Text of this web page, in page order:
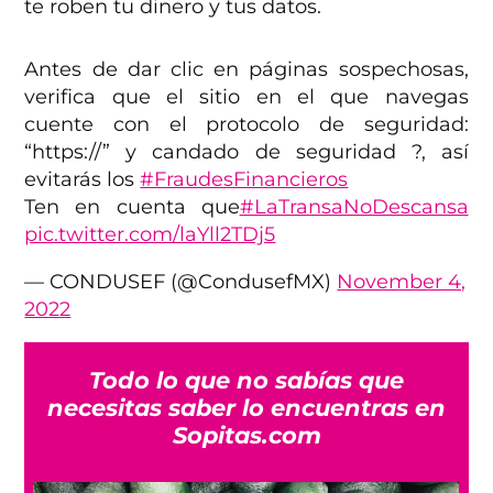
te roben tu dinero y tus datos.
Antes de dar clic en páginas sospechosas,
verifica que el sitio en el que navegas
cuente con el protocolo de seguridad:
“https://” y candado de seguridad ?, así
evitarás los#FraudesFinancieros
Ten en cuenta que#LaTransaNoDescansa
pic.twitter.com/laYll2TDj5
— CONDUSEF (@CondusefMX) November 4,
2022
Todo lo que no sabías que
necesitas saber lo encuentras en
Sopitas.com